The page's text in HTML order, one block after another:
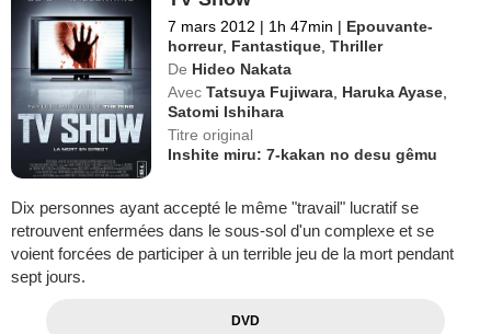
7 mars 2012 | 1h 47min | Epouvante-
horreur, Fantastique ,Thriller
De Hideo Nakata
Avec Tatsuya Fujiwara Haruka Ayase
Satomi Ishihara
Titre original
Inshite miru: 7-kakan no desu gêmu
Dix personnes ayant accepté le même "travail" lucratif se
retrouvent enfermées dans le sous-sol d'un complexe et se
voient forcées de participer à un terrible jeu de la mort pendant
sept jours.
DVD